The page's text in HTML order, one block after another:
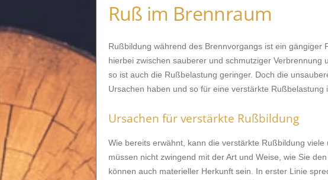
Ruß im Brennraum
Rußbildung während des Brennvorgangs ist ein gängiger
hierbei zwischen sauberer und schmutziger Verbrennung
so ist auch die Rußbelastung geringer. Doch die
Ursachen haben und so für eine verstärkte Rußbelastung
Ursachen für verstärkte Rußbildung
Wie bereits erwähnt, kann die verstärkte Rußbildung
müssen nicht zwingend mit der Art und Weise, wie Sie
können auch materieller Herkunft sein. In erster Linie